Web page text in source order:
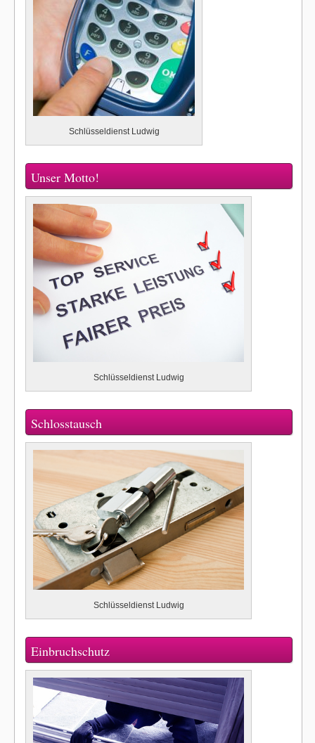
Schlüsseldienst Ludwig
Unser Motto!
Schlüsseldienst Ludwig
Schlosstausch
Schlüsseldienst Ludwig
Einbruchschutz